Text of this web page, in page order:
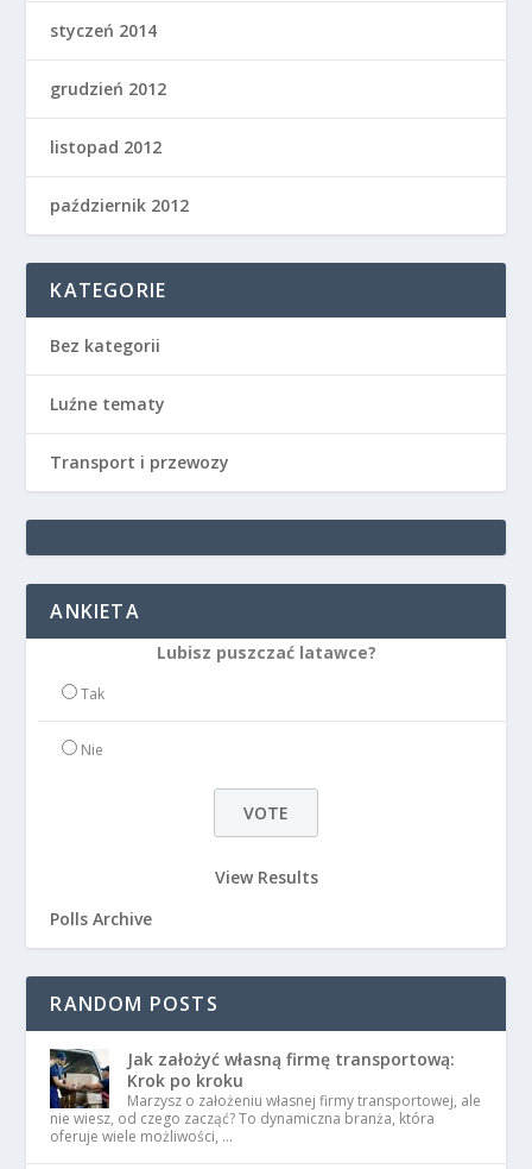
styczeń 2014
grudzień 2012
listopad 2012
październik 2012
KATEGORIE
Bez kategorii
Luźne tematy
Transport i przewozy
ANKIETA
Lubisz puszczać latawce?
Tak
Nie
View Results
Polls Archive
RANDOM POSTS
Jak założyć własną firmę transportową:
Krok po kroku
Marzysz o założeniu własnej firmy transportowej, ale
nie wiesz, od czego zacząć? To dynamiczna branża, która
oferuje wiele możliwości, …